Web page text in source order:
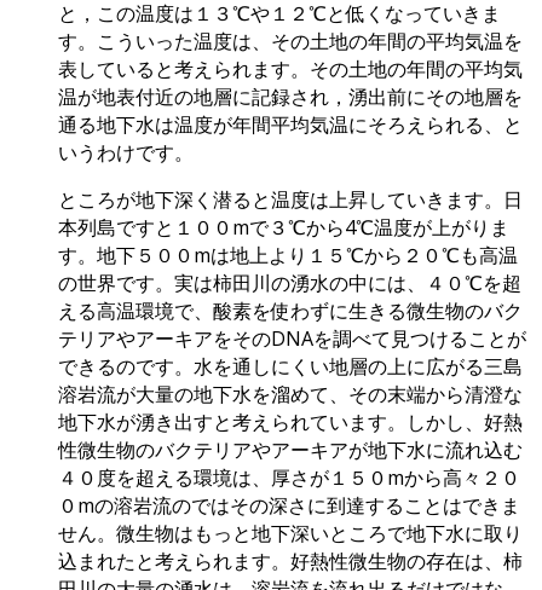
と，この温度は１３℃や１２℃と低くなっていきま
す。こういった温度は、その土地の年間の平均気温を
表していると考えられます。その土地の年間の平均気
温が地表付近の地層に記録され，湧出前にその地層を
通る地下水は温度が年間平均気温にそろえられる、と
いうわけです。
ところが地下深く潜ると温度は上昇していきます。日
本列島ですと１００mで３℃から4℃温度が上がりま
す。地下５００mは地上より１５℃から２０℃も高温
の世界です。実は柿田川の湧水の中には、４０℃を超
える高温環境で、酸素を使わずに生きる微生物のバク
テリアやアーキアをそのDNAを調べて見つけることが
できるのです。水を通しにくい地層の上に広がる三島
溶岩流が大量の地下水を溜めて、その末端から清澄な
地下水が湧き出すと考えられています。しかし、好熱
性微生物のバクテリアやアーキアが地下水に流れ込む
４０度を超える環境は、厚さが１５０mから高々２０
０mの溶岩流のではその深さに到達することはできま
せん。微生物はもっと地下深いところで地下水に取り
込まれたと考えられます。好熱性微生物の存在は、柿